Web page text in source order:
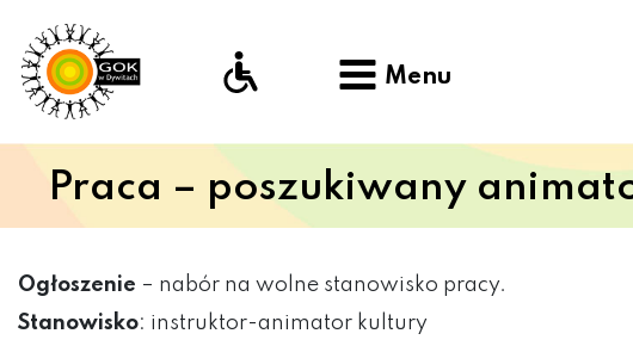
Menu
Praca – poszukiwany
Ogłoszenie – nabór na wolne stanowisko pracy.
Stanowisko: instruktor-animator kultury